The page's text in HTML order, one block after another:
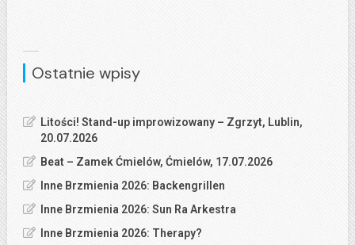
Ostatnie wpisy
Litości! Stand-up improwizowany – Zgrzyt, Lublin,
20.07.2026
Beat – Zamek Ćmielów, Ćmielów, 17.07.2026
Inne Brzmienia 2026: Backengrillen
Inne Brzmienia 2026: Sun Ra Arkestra
Inne Brzmienia 2026: Therapy?